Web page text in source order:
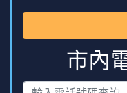
市內